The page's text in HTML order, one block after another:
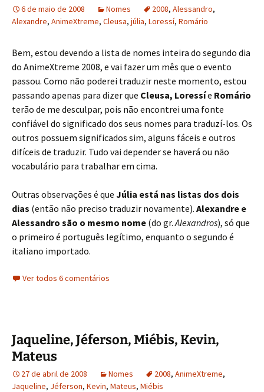
6 de maio de 2008 Nomes 2008, Alessandro,
Alexandre, AnimeXtreme, Cleusa, júlia, Loressí, Romário
Bem, estou devendo a lista de nomes inteira do segundo dia
do AnimeXtreme 2008, e vai fazer um mês que o evento
passou. Como não poderei traduzir neste momento, estou
passando apenas para dizer que Cleusa, Loressíe Romário
terão de me desculpar, pois não encontrei uma fonte
confiável do significado dos seus nomes para traduzí-los. Os
outros possuem significados sim, alguns fáceis e outros
difíceis de traduzir. Tudo vai depender se haverá ou não
vocabulário para trabalhar em cima.
Outras observações é que Júlia está nas listas dos dois
dias (então não preciso traduzir novamente). Alexandre e
Alessandro são o mesmo nome (do gr.Alexandros), só que
o primeiro é português legítimo, enquanto o segundo é
italiano importado.
Ver todos 6 comentários
Jaqueline, Jéferson, Miébis, Kevin,
Mateus
27 de abril de 2008 Nomes 2008, AnimeXtreme,
Jaqueline, Jéferson, Kevin, Mateus, Miébis